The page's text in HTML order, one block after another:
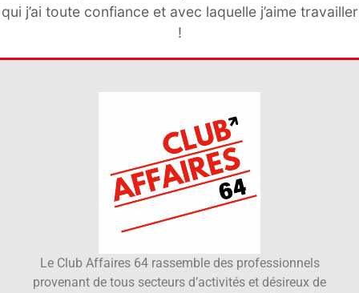
qui j’ai toute confiance et avec laquelle j’aime travailler
!
Le Club Affaires 64 rassemble des professionnels
provenant de tous secteurs d’activités et désireux de